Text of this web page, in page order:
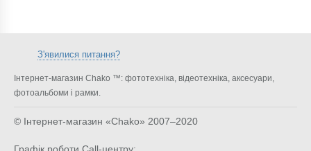
З'явилися питання?
Інтернет-магазин Chako ™: фототехніка, відеотехніка, аксесуари,
фотоальбоми і рамки.
© Інтернет-магазин «Chako» 2007–2020